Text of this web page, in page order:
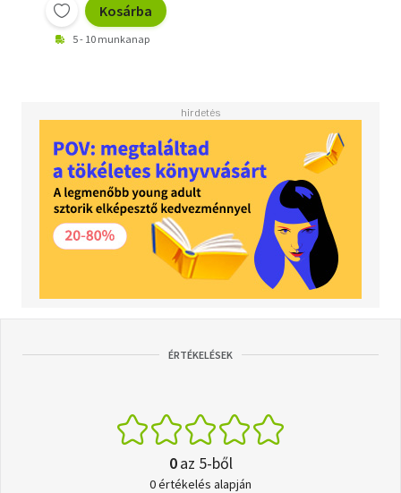
Kosárba
5 - 10 munkanap
ÉRTÉKELÉSEK
0az 5-ből
0 értékelés alapján